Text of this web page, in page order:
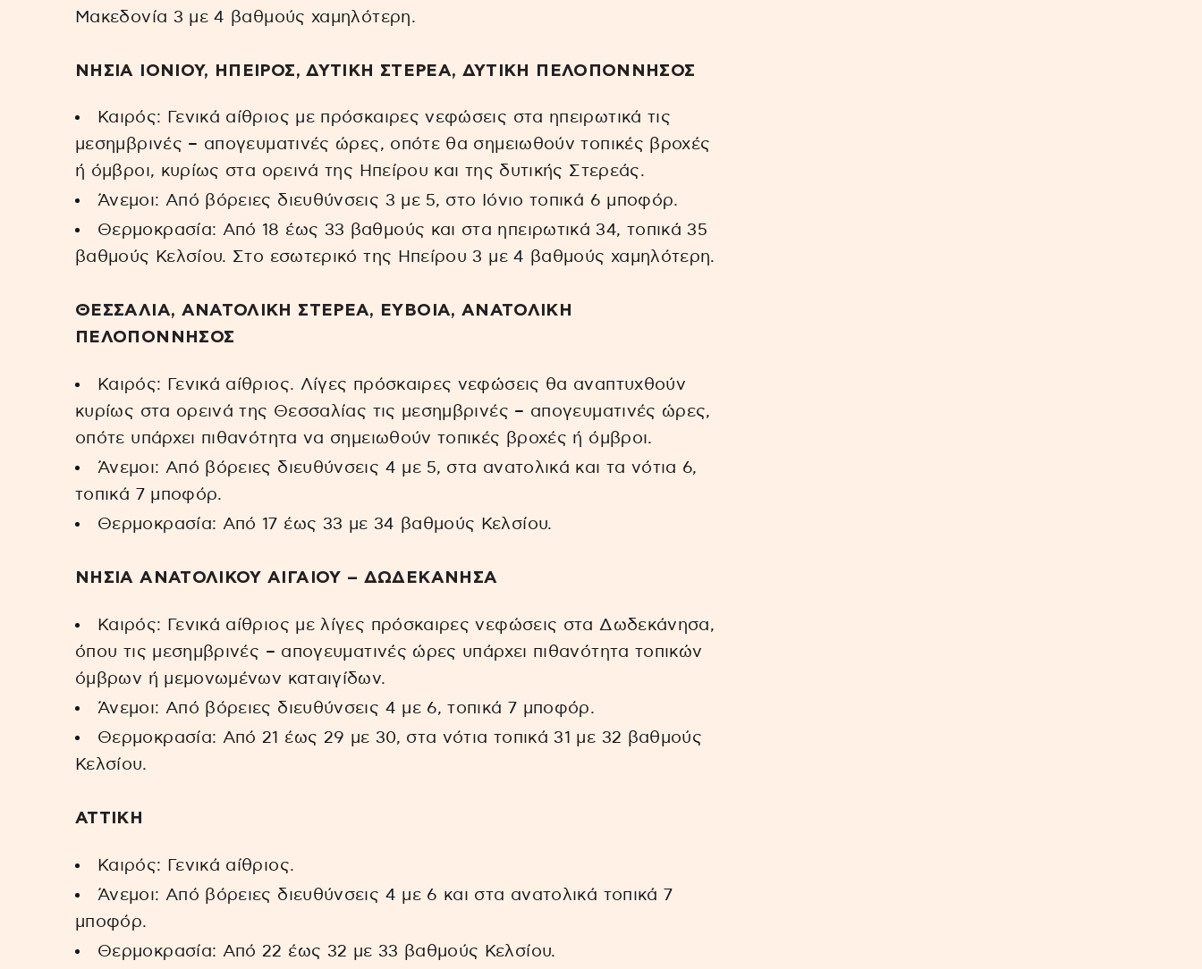
Μακεδονία 3 με 4 βαθμούς χαμηλότερη.
ΝΗΣΙΑ ΙΟΝΙΟΥ, ΗΠΕΙΡΟΣ, ΔΥΤΙΚΗ ΣΤΕΡΕΑ, ΔΥΤΙΚΗ ΠΕΛΟΠΟΝΝΗΣΟΣ
Καιρός: Γενικά αίθριος με πρόσκαιρες νεφώσεις στα ηπειρωτικά τις
μεσημβρινές – απογευματινές ώρες, οπότε θα σημειωθούν τοπικές βροχές
ή όμβροι, κυρίως στα ορεινά της Ηπείρου και της δυτικής Στερεάς.
Άνεμοι: Από βόρειες διευθύνσεις 3 με 5, στο Ιόνιο τοπικά 6 μποφόρ.
Θερμοκρασία: Από 18 έως 33 βαθμούς και στα ηπειρωτικά 34, τοπικά 35
βαθμούς Κελσίου. Στο εσωτερικό της Ηπείρου 3 με 4 βαθμούς χαμηλότερη.
ΘΕΣΣΑΛΙΑ, ΑΝΑΤΟΛΙΚΗ ΣΤΕΡΕΑ, ΕΥΒΟΙΑ, ΑΝΑΤΟΛΙΚΗ
ΠΕΛΟΠΟΝΝΗΣΟΣ
Καιρός: Γενικά αίθριος. Λίγες πρόσκαιρες νεφώσεις θα αναπτυχθούν
κυρίως στα ορεινά της Θεσσαλίας τις μεσημβρινές – απογευματινές ώρες,
οπότε υπάρχει πιθανότητα να σημειωθούν τοπικές βροχές ή όμβροι.
Άνεμοι: Από βόρειες διευθύνσεις 4 με 5, στα ανατολικά και τα νότια 6,
τοπικά 7 μποφόρ.
Θερμοκρασία: Από 17 έως 33 με 34 βαθμούς Κελσίου.
ΝΗΣΙΑ ΑΝΑΤΟΛΙΚΟΥ ΑΙΓΑΙΟΥ – ΔΩΔΕΚΑΝΗΣΑ
Καιρός: Γενικά αίθριος με λίγες πρόσκαιρες νεφώσεις στα Δωδεκάνησα,
όπου τις μεσημβρινές – απογευματινές ώρες υπάρχει πιθανότητα τοπικών
όμβρων ή μεμονωμένων καταιγίδων.
Άνεμοι: Από βόρειες διευθύνσεις 4 με 6, τοπικά 7 μποφόρ.
Θερμοκρασία: Από 21 έως 29 με 30, στα νότια τοπικά 31 με 32 βαθμούς
Κελσίου.
ΑΤΤΙΚΗ
Καιρός: Γενικά αίθριος.
Άνεμοι: Από βόρειες διευθύνσεις 4 με 6 και στα ανατολικά τοπικά 7
μποφόρ.
Θερμοκρασία: Από 22 έως 32 με 33 βαθμούς Κελσίου.